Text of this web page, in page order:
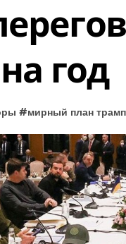
год
#мирный план